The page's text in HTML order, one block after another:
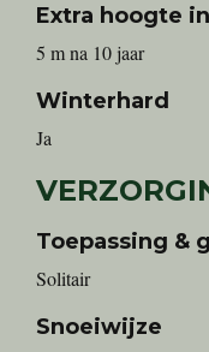
Extra hoogte
5 m na 10 jaar
Winterhard
Ja
Toepassing &
Solitair
Snoeiwijze